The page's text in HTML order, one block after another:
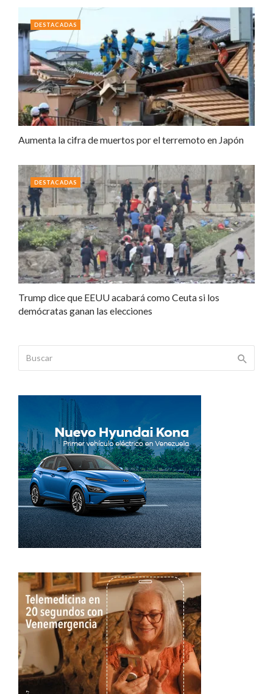
Aumenta la cifra de muertos por el terremoto en Japón
DESTACADAS
Trump dice que EEUU acabará como Ceuta si los
demócratas ganan las elecciones
DESTACADAS